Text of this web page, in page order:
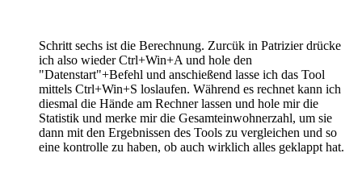
Schritt sechs ist die Berechnung. Zurcük in Patrizier drücke
ich also wieder Ctrl+Win+A und hole den
"Datenstart"+Befehl und anschießend lasse ich das Tool
mittels Ctrl+Win+S loslaufen. Während es rechnet kann ich
diesmal die Hände am Rechner lassen und hole mir die
Statistik und merke mir die Gesamteinwohnerzahl, um sie
dann mit den Ergebnissen des Tools zu vergleichen und so
eine kontrolle zu haben, ob auch wirklich alles geklappt hat.